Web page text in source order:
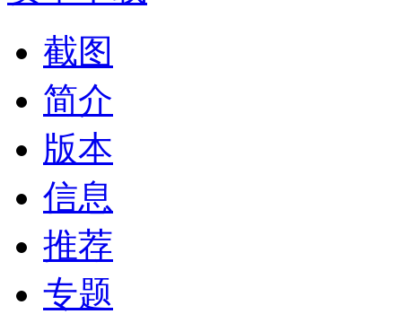
截图
简介
版本
信息
推荐
专题